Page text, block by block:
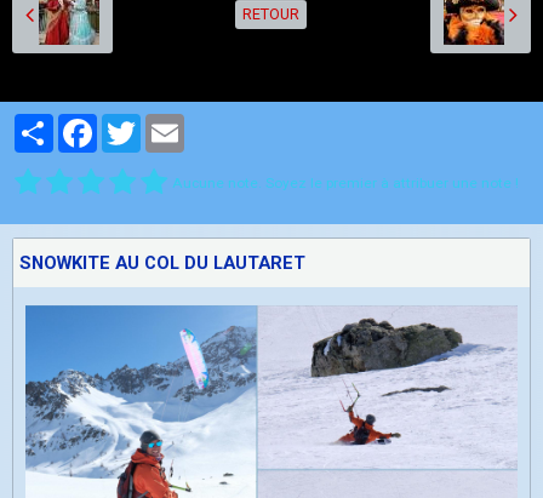
RETOUR
PartagerFacebook
Twitter
Aucune note. Soyez le premier à attribuer une note !
SNOWKITE AU COL DU LAUTARET